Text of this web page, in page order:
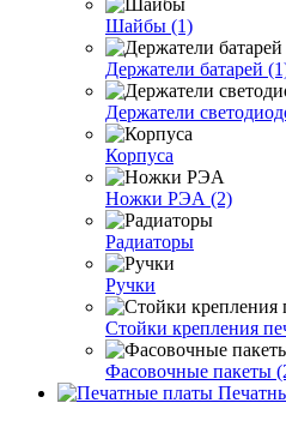
Шайбы (1)
Держатели батарей
Держатели
Корпуса
Ножки РЭА (2)
Радиаторы
Ручки
Стойки крепления
Фасовочные пакеты